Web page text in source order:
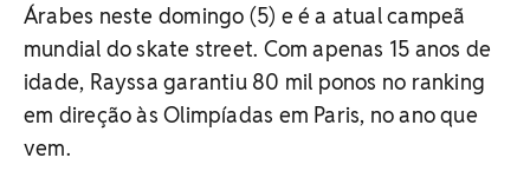
Árabes neste domingo (5) e é a atual campeã
mundial do skate street. Com apenas 15 anos de
idade, Rayssa garantiu 80 mil ponos no ranking
em direção às Olimpíadas em Paris, no ano que
vem.